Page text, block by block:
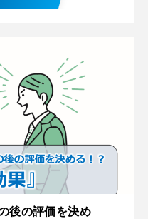
後の評価を決め